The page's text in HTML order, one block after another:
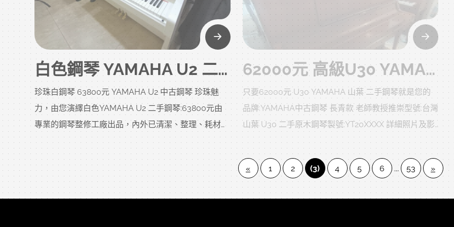
用，直接下殺3.3折，只要64900自己搬回家
白色鋼琴 YAMAHA U2 二手鋼琴 63800元 台灣山葉 T9xxxx號
珍珠白鋼琴 63800元 YAMAHA U2 中古鋼琴 珍珠魅
力，由您演繹白色YAMAHA U2 二手鋼琴:63800元由
專業的鋼琴整修工廠出品，內外已清潔、整理、耗材更
新、整調、整音，外觀重新烤漆，品質值得您信賴!現
在光是進專業工廠烤白色，白色鋼琴漆面就要2~3萬不
含運，全新白色鋼琴更是要16~17萬以上，歡迎您比較
比價!音色影音檔和照片如下，歡迎參閱:鋼琴買賣/鋼琴
62000元 高級U30 YAMAHA 山葉 YT20萬號 二手鋼琴就是您的 中壢中古鋼琴黃先生
只要62000元 U30 YAMAHA 山葉 二手鋼琴就是您的
品牌:YAMAHA中古鋼琴 長青款 老師教授推崇型號:台灣
山葉 U30 二手原木鋼琴製號:YT20XXXX 詳細照片及影
片如下 保固卡還在 資料齊全
附贈:調音一次、中古升降琴椅、除濕棒、耐重珠碗、
拭琴布、琴油、等..不含運(北部一樓或電梯大約2000，
樓梯、吊車、拆鍵盤、偏鄉、離島、裝箱、等..另計)售
« 1 2 (3) 4 5 6 ... 53 »